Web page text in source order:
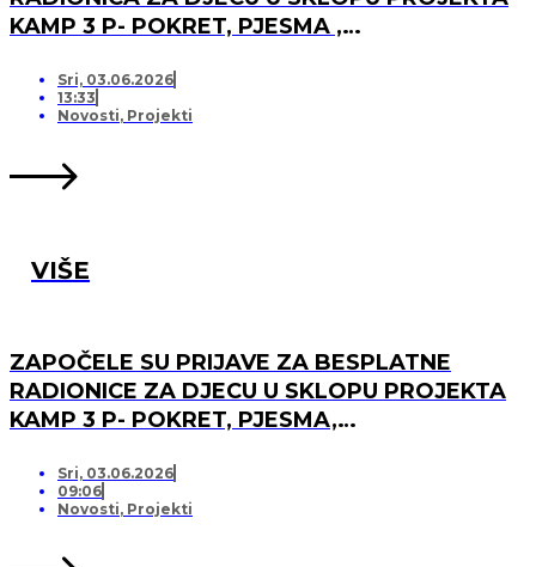
KAMP 3 P- POKRET, PJESMA ,
LISTU ČEKANJA
Sri, 03.06.2026
13:33
Novosti, Projekti
VIŠE
ZAPOČELE SU PRIJAVE ZA BESPLATNE
RADIONICE ZA DJECU U SKLOPU PROJEKTA
KAMP 3 P- POKRET, PJESMA,
Sri, 03.06.2026
09:06
Novosti, Projekti